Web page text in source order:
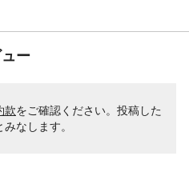
ー
款をご確認ください。投稿した
なします。